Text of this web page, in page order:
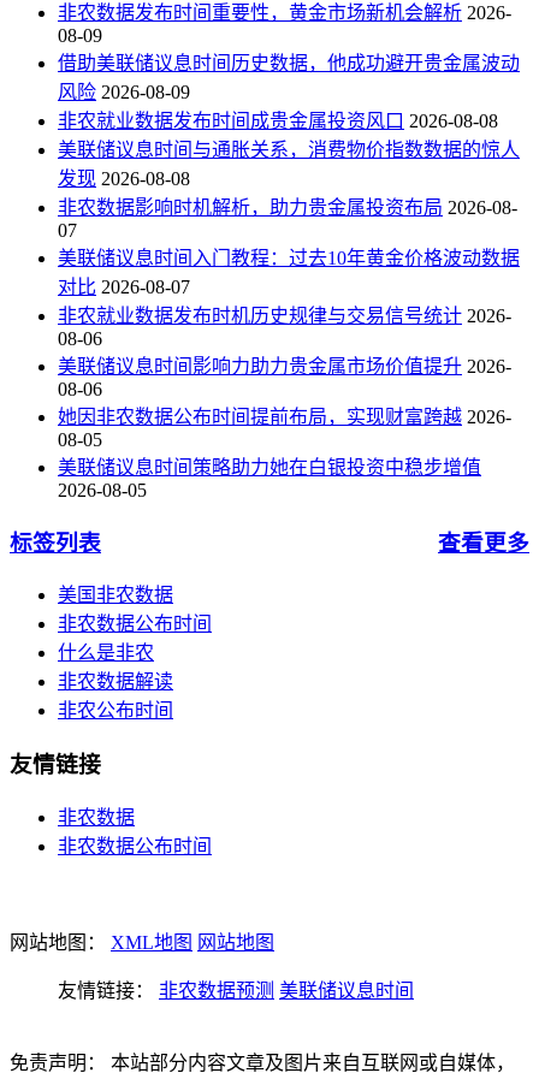
非农数据发布时间重要性，黄金市场新机会解析 2026-
08-09
借助美联储议息时间历史数据，他成功避开贵金属波动
风险 2026-08-09
非农就业数据发布时间成贵金属投资风口 2026-08-08
美联储议息时间与通胀关系，消费物价指数数据的惊人
发现 2026-08-08
非农数据影响时机解析，助力贵金属投资布局 2026-08-
07
美联储议息时间入门教程：过去10年黄金价格波动数据
对比 2026-08-07
非农就业数据发布时机历史规律与交易信号统计 2026-
08-06
美联储议息时间影响力助力贵金属市场价值提升 2026-
08-06
她因非农数据公布时间提前布局，实现财富跨越 2026-
08-05
美联储议息时间策略助力她在白银投资中稳步增值
2026-08-05
标签列表 查看更多
美国非农数据
非农数据公布时间
什么是非农
非农数据解读
非农公布时间
友情链接
非农数据
非农数据公布时间
网站地图： XML地图 网站地图
友情链接： 非农数据预测 美联储议息时间
免责声明： 本站部分内容文章及图片来自互联网或自媒体，